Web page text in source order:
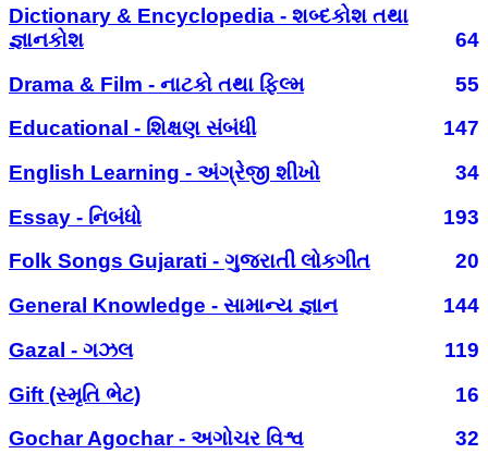
Dictionary & Encyclopedia - શબ્દકોશ તથા
જ્ઞાનકોશ
64
Drama & Film - નાટકો તથા ફિલ્મ
55
Educational - શિક્ષણ સંબંધી
147
English Learning - અંગ્રેજી શીખો
34
Essay - નિબંધો
193
Folk Songs Gujarati - ગુજરાતી લોકગીત
20
General Knowledge - સામાન્ય જ્ઞાન
144
Gazal - ગઝલ
119
Gift (સ્મૃતિ ભેટ)
16
Gochar Agochar - અગોચર વિશ્વ
32